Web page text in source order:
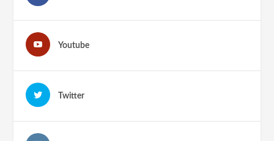
Youtube
Twitter